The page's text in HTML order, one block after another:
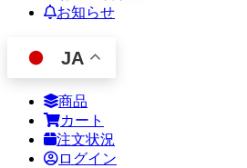
お知らせ
JA
商品
カート
注文状況
ログイン